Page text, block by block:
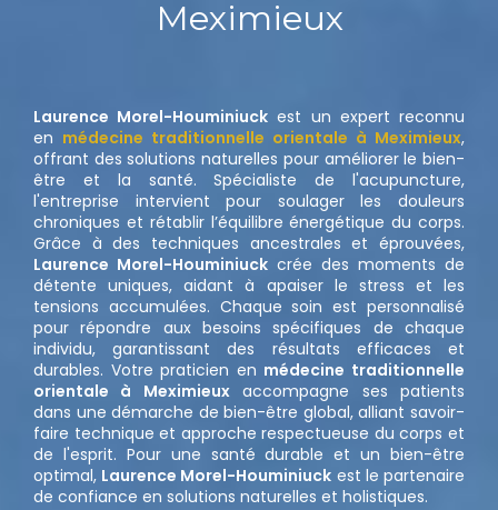
Meximieux
Laurence Morel-Houminiuck est un expert reconnu
en médecine traditionnelle orientale à Meximieux,
offrant des solutions naturelles pour améliorer le bien-
être et la santé. Spécialiste de l'acupuncture,
l'entreprise intervient pour soulager les douleurs
chroniques et rétablir l’équilibre énergétique du corps.
Grâce à des techniques ancestrales et éprouvées,
Laurence Morel-Houminiuck crée des moments de
détente uniques, aidant à apaiser le stress et les
tensions accumulées. Chaque soin est personnalisé
pour répondre aux besoins spécifiques de chaque
individu, garantissant des résultats efficaces et
durables. Votre praticien en médecine traditionnelle
orientale à Meximieuxaccompagne ses patients
dans une démarche de bien-être global, alliant savoir-
faire technique et approche respectueuse du corps et
de l'esprit. Pour une santé durable et un bien-être
optimal, Laurence Morel-Houminiuck est le partenaire
de confiance en solutions naturelles et holistiques.